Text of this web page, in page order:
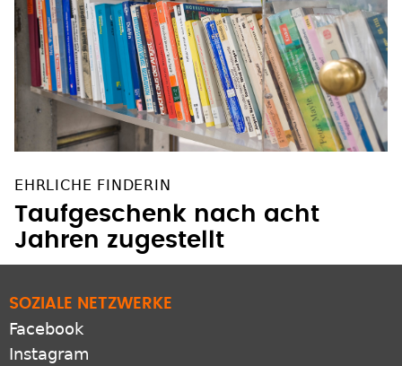
EHRLICHE FINDERIN
Taufgeschenk nach acht
Jahren zugestellt
SOZIALE NETZWERKE
Facebook
Instagram